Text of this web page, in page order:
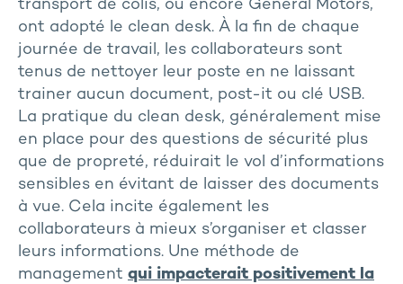
transport de colis, ou encore General Motors,
ont adopté le clean desk. À la fin de chaque
journée de travail, les collaborateurs sont
tenus de nettoyer leur poste en ne laissant
trainer aucun document, post-it ou clé USB.
La pratique du clean desk, généralement mise
en place pour des questions de sécurité plus
que de propreté, réduirait le vol d’informations
sensibles en évitant de laisser des documents
à vue. Cela incite également les
collaborateurs à mieux s’organiser et classer
leurs informations. Une méthode de
management qui impacterait positivement la